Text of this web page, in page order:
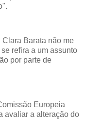
Barata não me
refira a um assunto
por parte de
Europeia
avaliar a alteração do